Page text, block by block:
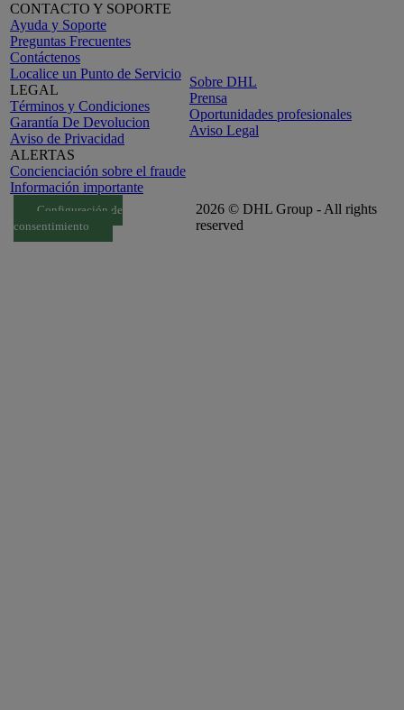
CONTACTO Y SOPORTE
Ayuda y Soporte
Preguntas Frecuentes
Contáctenos
Localice un Punto de Servicio
LEGAL
Términos y Condiciones
Garantía De Devolucion
Aviso de Privacidad
ALERTAS
Concienciación sobre el fraude
Información importante
Sobre DHL
Prensa
Oportunidades profesionales
Aviso Legal
Configuración de
consentimiento
2026 © DHL Group - All rights
reserved